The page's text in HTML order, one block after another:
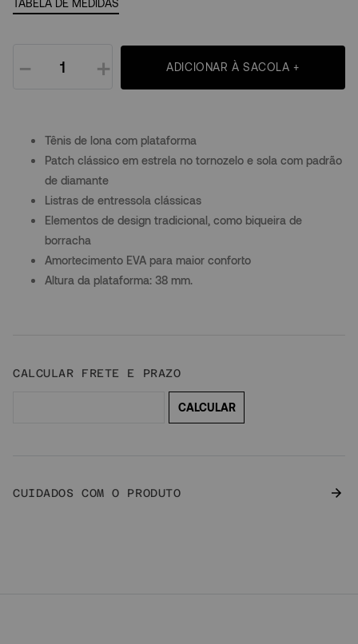
＋
－ ADICIONAR À SACOLA +
Tênis de lona com plataforma
Patch clássico em estrela no tornozelo e sola com padrão
de diamante
Listras de entressola clássicas
Elementos de design tradicional, como biqueira de
borracha
Amortecimento EVA para maior conforto
Altura da plataforma: 38 mm.
CUIDADOS COM O PRODUTO